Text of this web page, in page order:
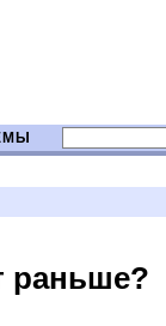
раньше?